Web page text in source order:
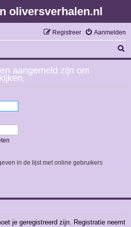
oliversverhalen.nl
Aanmelden
Registreer
o
k
aangemeld zijn om
in de lijst met online gebruikers
je geregistreerd zijn. Registratie neemt